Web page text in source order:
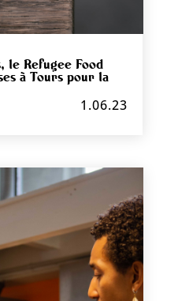
le Refugee Food
à Tours pour la
1.06.23